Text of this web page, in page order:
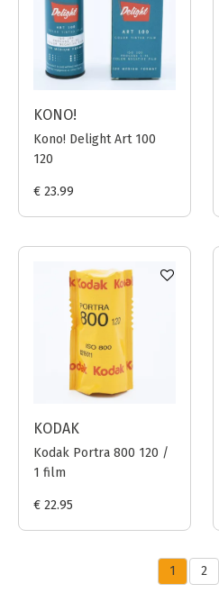
KONO!
Kono! Delight Art 100
120
€ 23.99
KODAK
Kodak Portra 800 120 /
1 film
€ 22.95
1 2